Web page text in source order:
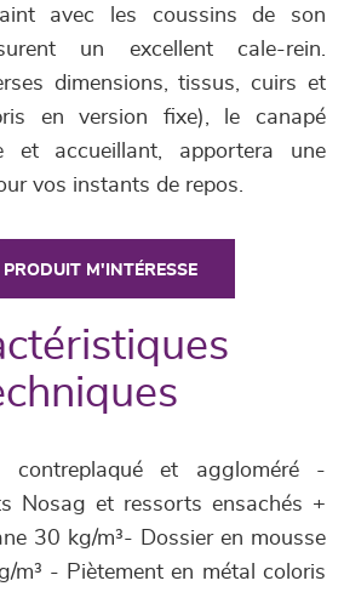
avec les coussins de son
un excellent cale-rein.
dimensions, tissus, cuirs et
en version fixe), le canapé
et accueillant, apportera une
vos instants de repos.
PRODUIT M'INTÉRESSE
contreplaqué et aggloméré -
Nosag et ressorts ensachés +
30 kg/m³- Dossier en mousse
m³ - Piètement en métal coloris